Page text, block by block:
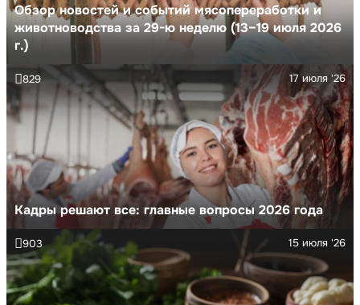
Обзор новостей и событий мясопереработки и
животноводства за 29-ю неделю (13–19 июля 2026
г.)
Кадры решают все: главные вопросы 2026 года
17 июля '26
829
15 июля '26
903